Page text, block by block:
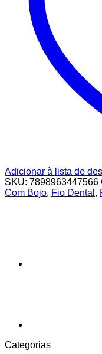
Adicionar à lista de
SKU: 7898963447566
Com Bojo, Fio Dental ,
Categorias